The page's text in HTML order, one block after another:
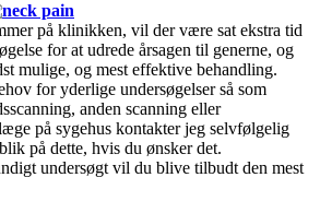
på klinikken, vil der være sat ekstra tid
for at udrede årsagen til generne, og
mulige, og mest effektive behandling.
for yderlige undersøgelser så som
anden scanning eller
på sygehus kontakter jeg selvfølgelig
på dette, hvis du ønsker det.
undersøgt vil du blive tilbudt den mest